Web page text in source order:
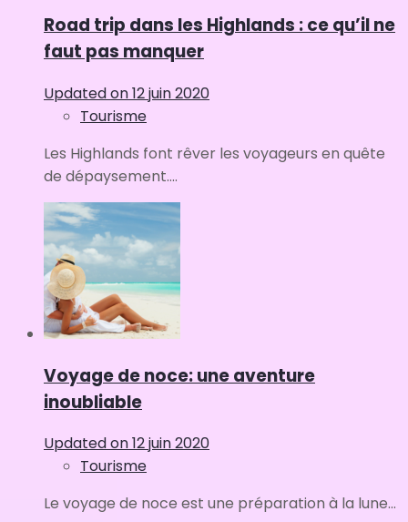
Road trip dans les Highlands : ce qu’il ne
faut pas manquer
Updated on12 juin 2020
Tourisme
Les Highlands font rêver les voyageurs en quête
de dépaysement....
Voyage de noce: une aventure
inoubliable
Updated on12 juin 2020
Tourisme
Le voyage de noce est une préparation à la lune...